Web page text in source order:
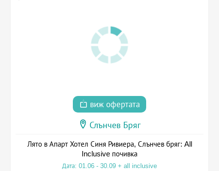
виж офертата
Слънчев Бряг
Лято в Апарт Хотел Синя Ривиера, Слънчев бряг: All
Inclusive почивка
Дата: 01.06 - 30.09 + all inclusive